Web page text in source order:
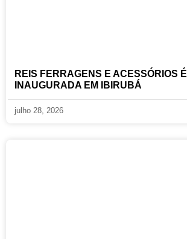
REIS FERRAGENS E ACESSÓRIOS É
INAUGURADA EM IBIRUBÁ
julho 28, 2026